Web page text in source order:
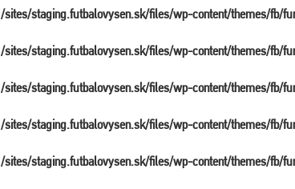
/sites/staging.futbalovysen.sk/files/wp-content/themes/fb/
/sites/staging.futbalovysen.sk/files/wp-content/themes/fb/
/sites/staging.futbalovysen.sk/files/wp-content/themes/fb/
/sites/staging.futbalovysen.sk/files/wp-content/themes/fb/
/sites/staging.futbalovysen.sk/files/wp-content/themes/fb/